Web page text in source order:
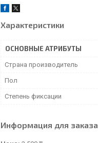
Характеристики
ОСНОВНЫЕ АТРИБУТЫ
Страна производитель
Пол
Степень фиксации
Информация для заказа